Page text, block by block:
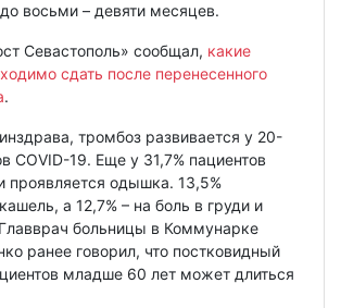
восьми – девяти месяцев.
Севастополь» сообщал, какие
сдать после перенесенного
.
тромбоз развивается у 20-
COVID-19. Еще у 31,7% пациентов
проявляется одышка. 13,5%
а 12,7% – на боль в груди и
больницы в Коммунарке
ранее говорил, что постковидный
младше 60 лет может длиться